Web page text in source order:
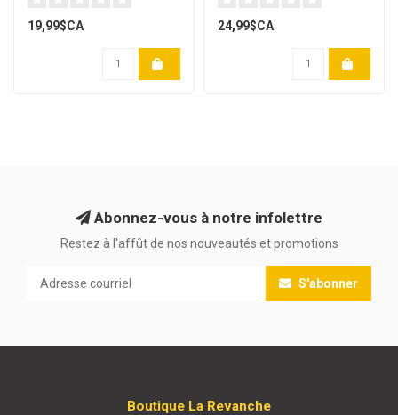
19,99$CA 24,99$CA
Abonnez-vous à notre infolettre
Restez à l'affût de nos nouveautés et promotions
S'abonner
Boutique La Revanche